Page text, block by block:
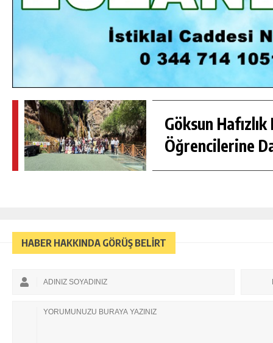
Göksun Hafızlık
Öğrencilerine
HABER HAKKINDA GÖRÜŞ BELİRT
GÜNLÜK HABER AKIŞI
GÖKSUN HAFIZLIK KIZ KUR’AN KURSU
ÖĞRENCILERINE DARENDE GEZISI.